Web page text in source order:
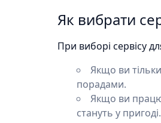
Як вибрати
При виборі сервісу
Якщо ви
порадами.
Якщо ви
стануть у пригоді.